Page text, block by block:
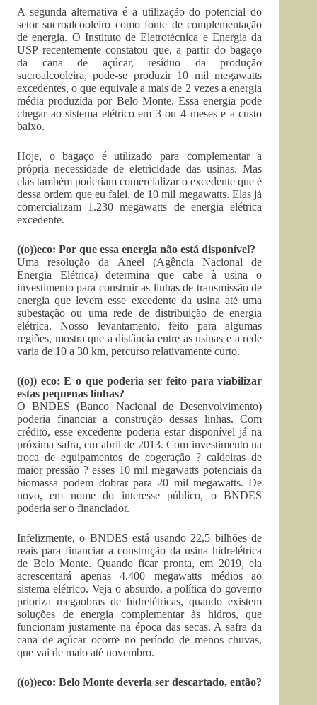
A segunda alternativa é a utilização do potencial do
setor sucroalcooleiro como fonte de complementação
de energia. O Instituto de Eletrotécnica e Energia da
USP recentemente constatou que, a partir do bagaço
da cana de açúcar, resíduo da produção
sucroalcooleira, pode-se produzir 10 mil megawatts
excedentes, o que equivale a mais de 2 vezes a energia
média produzida por Belo Monte. Essa energia pode
chegar ao sistema elétrico em 3 ou 4 meses e a custo
baixo.
Hoje, o bagaço é utilizado para complementar a
própria necessidade de eletricidade das usinas. Mas
elas também poderiam comercializar o excedente que é
dessa ordem que eu falei, de 10 mil megawatts. Elas já
comercializam 1.230 megawatts de energia elétrica
excedente.
((o))eco: Por que essa energia não está disponível?
Uma resolução da Aneel (Agência Nacional de
Energia Elétrica) determina que cabe à usina o
investimento para construir as linhas de transmissão de
energia que levem esse excedente da usina até uma
subestação ou uma rede de distribuição de energia
elétrica. Nosso levantamento, feito para algumas
regiões, mostra que a distância entre as usinas e a rede
varia de 10 a 30 km, percurso relativamente curto.
((o)) eco: E o que poderia ser feito para viabilizar
estas pequenas linhas?
O BNDES (Banco Nacional de Desenvolvimento)
poderia financiar a construção dessas linhas. Com
crédito, esse excedente poderia estar disponível já na
próxima safra, em abril de 2013. Com investimento na
troca de equipamentos de cogeração ? caldeiras de
maior pressão ? esses 10 mil megawatts potenciais da
biomassa podem dobrar para 20 mil megawatts. De
novo, em nome do interesse público, o BNDES
poderia ser o financiador.
Infelizmente, o BNDES está usando 22,5 bilhões de
reais para financiar a construção da usina hidrelétrica
de Belo Monte. Quando ficar pronta, em 2019, ela
acrescentará apenas 4.400 megawatts médios ao
sistema elétrico. Veja o absurdo, a política do governo
prioriza megaobras de hidrelétricas, quando existem
soluções de energia complementar às hidros, que
funcionam justamente na época das secas. A safra da
cana de açúcar ocorre no período de menos chuvas,
que vai de maio até novembro.
((o))eco: Belo Monte deveria ser descartado, então?